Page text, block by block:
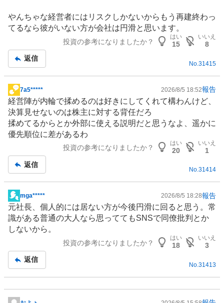
やんちゃな経営者にはリスクしかないからもう再建終わっ
てるなら彼がいない方が会社は円滑と思います。
投資の参考になりましたか？
はい
15
いいえ
8
返信
No. 31415
掲
示
板
記
事
7a5***** 2026/8/5 18:52報告
経営陣が内輪で揉めるのは好きにしてくれて構わんけど、
決算見せないのは株主に対する背任だろ
揉めてるからとか外部に使える説明だと思うなよ、遥かに
優先順位に差があるわ
投資の参考になりましたか？
はい
20
いいえ
1
返信
No.31414
掲
示
板
記
mga***** 2026/8/5 18:28報告
元社長、個人的には居ない方が今後円滑に回ると思う。常
識がある普通の大人なら思っててもSNSで同僚批判とか
しないから。
投資の参考になりましたか？
はい
18
いいえ
3
返信
No. 31413